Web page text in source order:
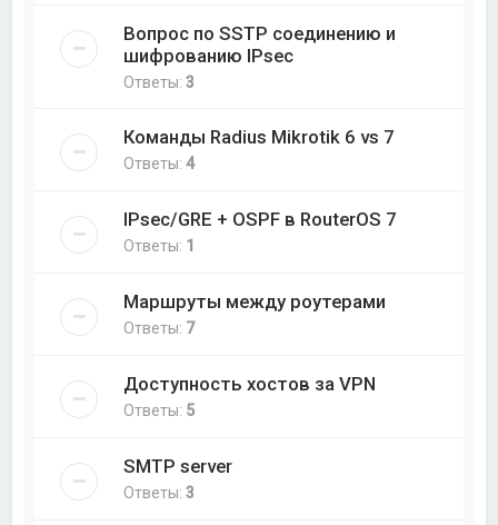
Вопрос по SSTP соединению и
шифрованию IPsec
Ответы:3
Команды Radius Mikrotik 6 vs 7
Ответы:4
IPsec/GRE + OSPF в RouterOS 7
Ответы: 1
Маршруты между роутерами
Ответы: 7
Доступность хостов за VPN
Ответы: 5
SMTP server
Ответы:3